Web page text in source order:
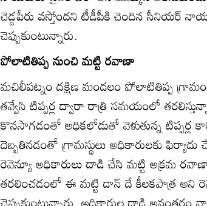
చెడ్డపేరు వస్తోందని టీడీపీకి చెందిన సీనియర్‌
చెప్పుకుంటున్నారు.
పోలాటితిప్ప నుంచి మట్టి రవాణా
మచిలీపట్నం దక్షిణ మండలం పోలాటితిప్ప
తవ్వేసి టిప్పర్ల ద్వారా రాత్రి సమయంలో
కొనసాగడంతో అధికలోడుతో వెళుతున్న
దెబ్బతినడంతో గ్రామస్థులు అధికారులకు
రెవెన్యూ అధికారులు దాడి చేసి మట్టి అక్రమ
తరలించడంలో ఈ మట్టి డాన్‌ దే కీలకపాత్ర అని